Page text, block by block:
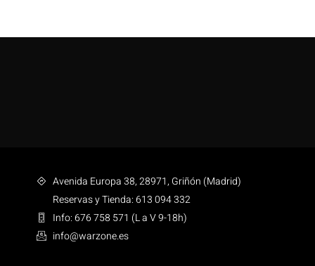
Avenida Europa 38, 28971, Griñón (Madrid)
Reservas y Tienda: 613 094 332
Info: 676 758 571 (L a V 9-18h)
info@warzone.es